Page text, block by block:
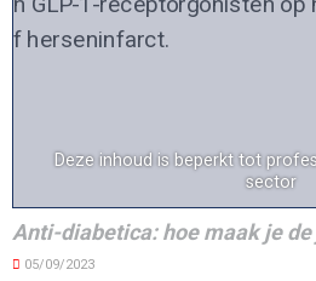
Deze inhoud is beperkt tot
sector
Anti-diabetica: hoe maak je
05/09/2023